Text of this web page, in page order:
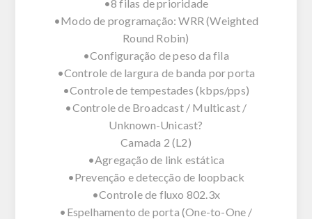
•8 filas de prioridade
•Modo de programação: WRR (Weighted
Round Robin)
•Configuração de peso da fila
•Controle de largura de banda por porta
•Controle de tempestades (kbps/pps)
•Controle de Broadcast / Multicast /
Unknown-Unicast?
Camada 2 (L2)
•Agregação de link estática
•Prevenção e detecção de loopback
•Controle de fluxo 802.3x
•Espelhamento de porta (One-to-One /